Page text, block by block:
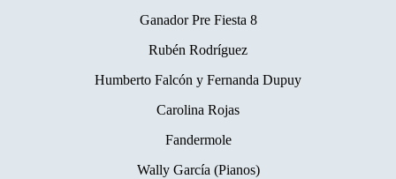
Ganador Pre Fiesta 8
Rubén Rodríguez
Humberto Falcón y Fernanda Dupuy
Carolina Rojas
Fandermole
Wally García (Pianos)